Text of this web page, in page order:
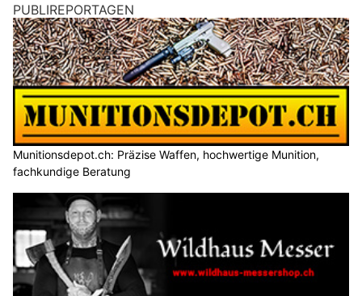
PUBLIREPORTAGEN
Munitionsdepot.ch: Präzise Waffen, hochwertige Munition,
fachkundige Beratung